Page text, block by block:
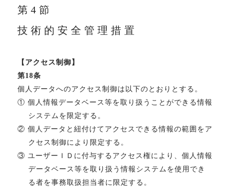
第4節
技術的安全管理措置
【アクセス制御】
第18条
個人データへのアクセス制御は以下のとおりとする。
① 個人情報データベース等を取り扱うことができる情報
システムを限定する。
② 個人データと紐付けてアクセスできる情報の範囲をア
クセス制御により限定する。
③ ユーザーＩＤに付与するアクセス権により、個人情報
データベース等を取り扱う情報システムを使用でき
る者を事務取扱担当者に限定する。